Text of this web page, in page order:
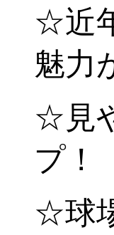
☆近
魅力
☆見
プ！
☆球